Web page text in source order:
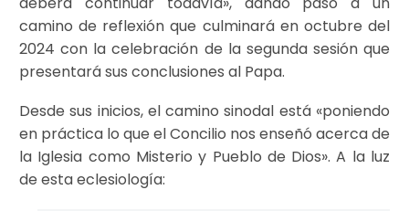
camino de reflexión que culminará en octubre del
2024 con la celebración de la segunda sesión que
presentará sus conclusiones al Papa.
Desde sus inicios, el camino sinodal está «poniendo
en práctica lo que el Concilio nos enseñó acerca de
la Iglesia como Misterio y Pueblo de Dios». A la luz
de esta eclesiología: